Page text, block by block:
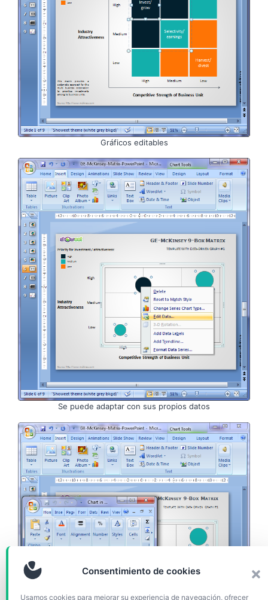
Consentimiento de cookies
Usamos cookies para mejorar su experiencia de navegación, ofrecer
Gráficos editables
Se puede adaptar con sus propios datos